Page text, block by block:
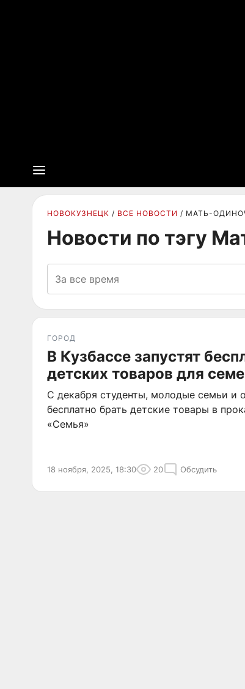
НОВОКУЗНЕЦК ВСЕ НОВОСТИ МАТЬ-
Новости по тэгу
ГОРОД
В Кузбассе запустят
детских товаров для
С декабря студенты, молодые семьи и
бесплатно брать детские товары в
«Семья»
18 ноября, 2025, 18:30 20 Обсудить